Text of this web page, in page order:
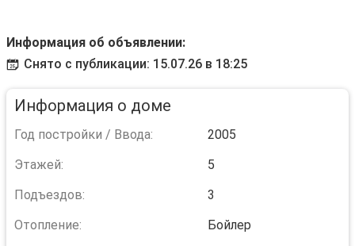
Информация об объявлении:
Снято с публикации: 15.07.26 в 18:25
Информация о доме
Год постройки / Ввода:
2005
Этажей:
5
Подъездов:
3
Отопление:
Бойлер